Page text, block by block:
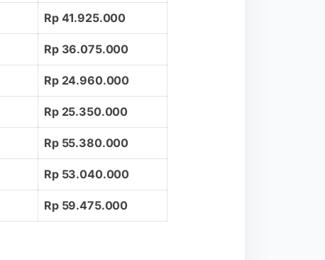
Rp 41.925.000
Rp 36.075.000
Rp 24.960.000
Rp 25.350.000
Rp 55.380.000
Rp 53.040.000
Rp 59.475.000